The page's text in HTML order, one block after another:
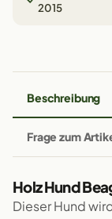
2015
Beschreibung
Frage zum
Holz Hund
Dieser Hund